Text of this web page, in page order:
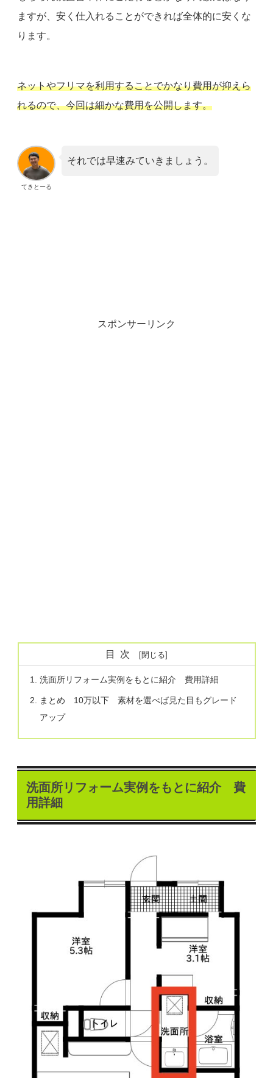
ますが、安く仕入れることができれば全体的に安くな
ります。
ネットやフリマを利用することでかなり費用が抑えら
れるので、今回は細かな費用を公開します。
てきとーる
それでは早速みていきましょう。
スポンサーリンク
目次
洗面所リフォーム実例をもとに紹介 費用詳細
まとめ 10万以下 素材を選べば見た目もグレード
アップ
洗面所リフォーム実例をもとに紹介 費
用詳細